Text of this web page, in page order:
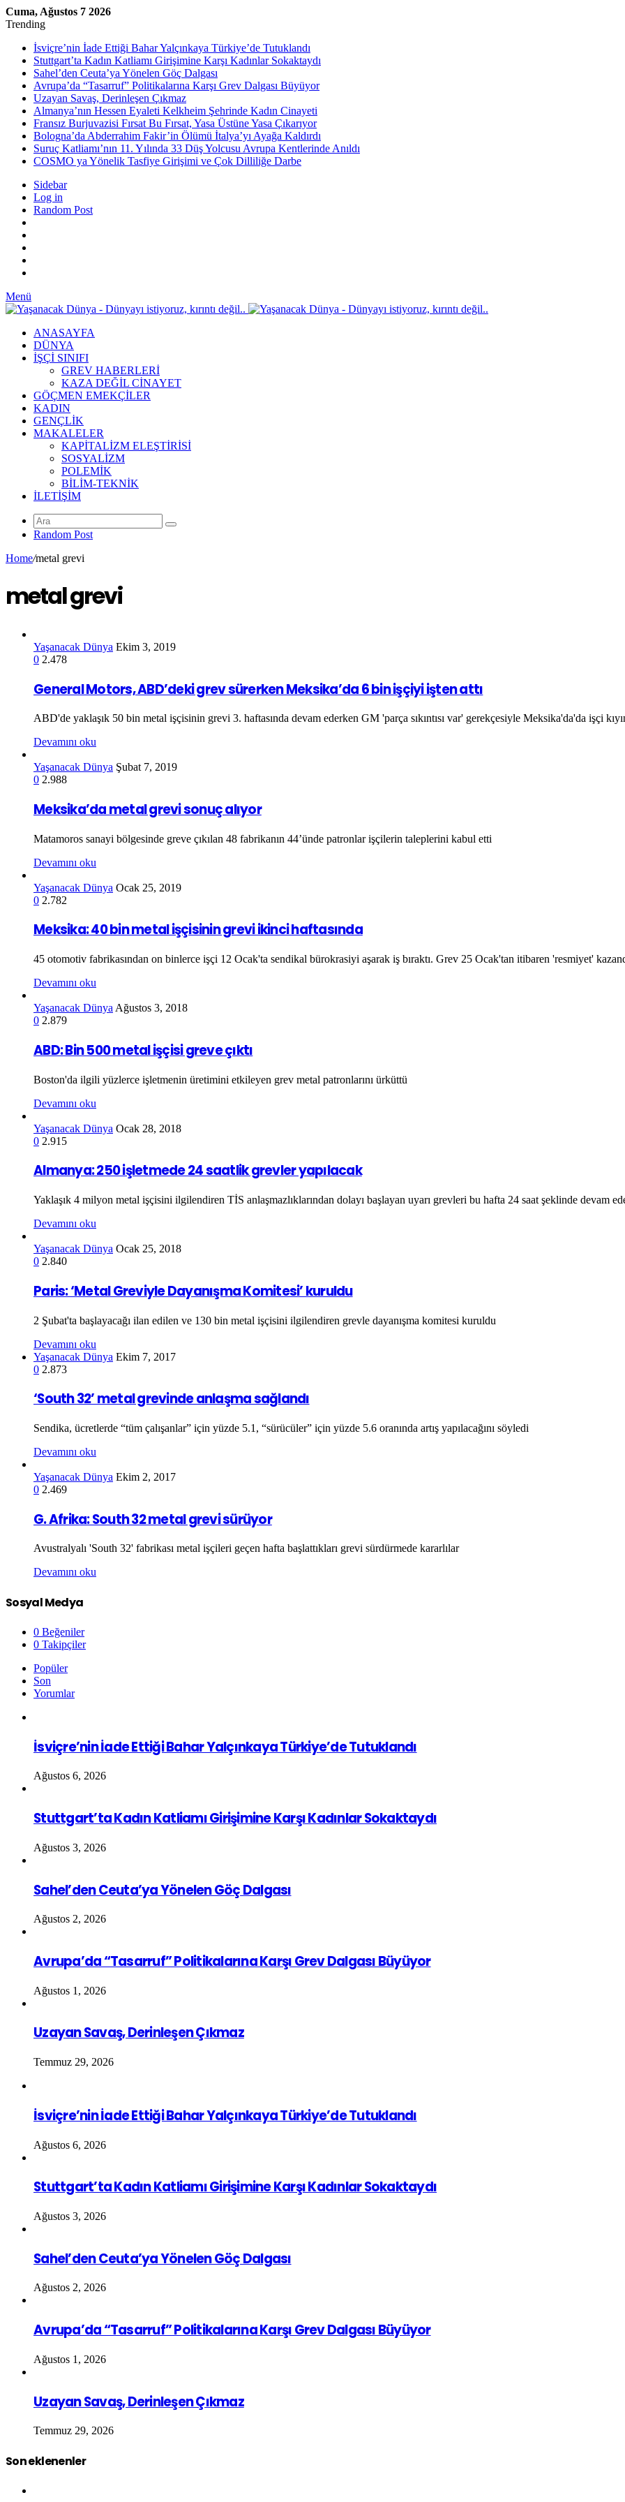
Cuma, Ağustos 7 2026
Trending
İsviçre’nin İade Ettiği Bahar Yalçınkaya Türkiye’de Tutuklandı
Stuttgart’ta Kadın Katliamı Girişimine Karşı Kadınlar Sokaktaydı
Sahel’den Ceuta’ya Yönelen Göç Dalgası
Avrupa’da “Tasarruf” Politikalarına Karşı Grev Dalgası Büyüyor
Uzayan Savaş, Derinleşen Çıkmaz
Almanya’nın Hessen Eyaleti Kelkheim Şehrinde Kadın Cinayeti
Fransız Burjuvazisi Fırsat Bu Fırsat, Yasa Üstüne Yasa Çıkarıyor
Bologna’da Abderrahim Fakir’in Ölümü İtalya’yı Ayağa Kaldırdı
Suruç Katliamı’nın 11. Yılında 33 Düş Yolcusu Avrupa Kentlerinde Anıldı
COSMO ya Yönelik Tasfiye Girişimi ve Çok Dilliliğe Darbe
Sidebar
Log in
Random Post
Menü
ANASAYFA
DÜNYA
İŞÇİ SINIFI
GREV HABERLERİ
KAZA DEĞİL CİNAYET
GÖÇMEN EMEKÇİLER
KADIN
GENÇLİK
MAKALELER
KAPİTALİZM ELEŞTİRİSİ
SOSYALİZM
POLEMİK
BİLİM-TEKNİK
ILETIŞIM
Random Post
Home/metal grevi
metal grevi
Yaşanacak Dünya Ekim 3, 2019
0 2.478
General Motors, ABD’deki grev sürerken Meksika’da 6 bin işçiyi işten attı
ABD'de yaklaşık 50 bin metal işçisinin grevi 3. haftasında devam ederken GM 'parça sıkıntısı var' gerekçesiyle Meksika'da'da işçi
Devamını oku
Yaşanacak Dünya Şubat 7, 2019
0 2.988
Meksika’da metal grevi sonuç alıyor
Matamoros sanayi bölgesinde greve çıkılan 48 fabrikanın 44’ünde patronlar işçilerin taleplerini kabul etti
Devamını oku
Yaşanacak Dünya Ocak 25, 2019
0 2.782
Meksika: 40 bin metal işçisinin grevi ikinci haftasında
45 otomotiv fabrikasından on binlerce işçi 12 Ocak'ta sendikal bürokrasiyi aşarak iş bıraktı. Grev 25 Ocak'tan itibaren 'resmiyet'
Devamını oku
Yaşanacak Dünya Ağustos 3, 2018
0 2.879
ABD: Bin 500 metal işçisi greve çıktı
Boston'da ilgili yüzlerce işletmenin üretimini etkileyen grev metal patronlarını ürküttü
Devamını oku
Yaşanacak Dünya Ocak 28, 2018
0 2.915
Almanya: 250 işletmede 24 saatlik grevler yapılacak
Yaklaşık 4 milyon metal işçisini ilgilendiren TİS anlaşmazlıklarından dolayı başlayan uyarı grevleri bu hafta 24 saat şeklinde devam
Devamını oku
Yaşanacak Dünya Ocak 25, 2018
0 2.840
Paris: ‘Metal Greviyle Dayanışma Komitesi’ kuruldu
2 Şubat'ta başlayacağı ilan edilen ve 130 bin metal işçisini ilgilendiren grevle dayanışma komitesi kuruldu
Devamını oku
Yaşanacak Dünya Ekim 7, 2017
0 2.873
‘South 32’ metal grevinde anlaşma sağlandı
Sendika, ücretlerde “tüm çalışanlar” için yüzde 5.1, “sürücüler” için yüzde 5.6 oranında artış yapılacağını söyledi
Devamını oku
Yaşanacak Dünya Ekim 2, 2017
0 2.469
G. Afrika: South 32 metal grevi sürüyor
Avustralyalı 'South 32' fabrikası metal işçileri geçen hafta başlattıkları grevi sürdürmede kararlılar
Devamını oku
Sosyal Medya
0 Beğeniler
0 Takipçiler
Popüler
Son
Yorumlar
İsviçre’nin İade Ettiği Bahar Yalçınkaya Türkiye’de Tutuklandı
Ağustos 6, 2026
Stuttgart’ta Kadın Katliamı Girişimine Karşı Kadınlar Sokaktaydı
Ağustos 3, 2026
Sahel’den Ceuta’ya Yönelen Göç Dalgası
Ağustos 2, 2026
Avrupa’da “Tasarruf” Politikalarına Karşı Grev Dalgası Büyüyor
Ağustos 1, 2026
Uzayan Savaş, Derinleşen Çıkmaz
Temmuz 29, 2026
İsviçre’nin İade Ettiği Bahar Yalçınkaya Türkiye’de Tutuklandı
Ağustos 6, 2026
Stuttgart’ta Kadın Katliamı Girişimine Karşı Kadınlar Sokaktaydı
Ağustos 3, 2026
Sahel’den Ceuta’ya Yönelen Göç Dalgası
Ağustos 2, 2026
Avrupa’da “Tasarruf” Politikalarına Karşı Grev Dalgası Büyüyor
Ağustos 1, 2026
Uzayan Savaş, Derinleşen Çıkmaz
Temmuz 29, 2026
Son eklenenler